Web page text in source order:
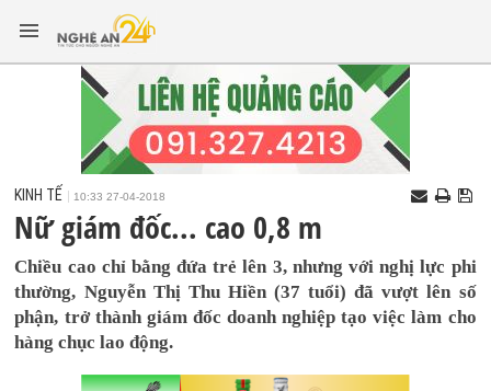
KINH TẾ 10:33 27-04-2018
Nữ giám đốc... cao 0,8 m
Chiều cao chỉ bằng đứa trẻ lên 3, nhưng với nghị lực phi
thường, Nguyễn Thị Thu Hiền (37 tuổi) đã vượt lên số
phận, trở thành giám đốc doanh nghiệp tạo việc làm cho
hàng chục lao động.